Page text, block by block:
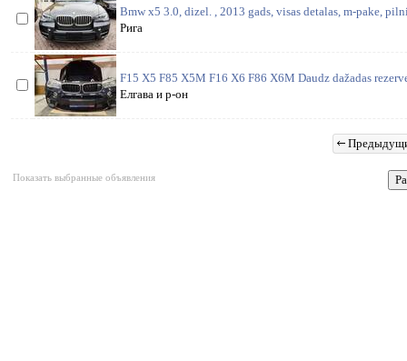
Bmw x5 3.0, dizel. , 2013 gads, visas detalas, m-pake,
Рига
F15 X5 F85 X5M F16 X6 F86 X6M Daudz dažadas
Елгава и р-он
Показать выбранные объявления